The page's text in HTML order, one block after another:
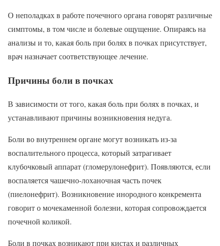
О неполадках в работе почечного органа говорят различные
симптомы, в том числе и болевые ощущение. Опираясь на
анализы и то, какая боль при болях в почках присутствует,
врач назначает соответствующее лечение.
Причины боли в почках
В зависимости от того, какая боль при болях в почках, и
устанавливают причины возникновения недуга.
Боли во внутреннем органе могут возникать из-за
воспалительного процесса, который затрагивает
клубочковый аппарат (гломерулонефрит). Появляются, если
воспаляется чашечно-лоханочная часть почек
(пиелонефрит). Возникновение инородного конкремента
говорит о мочекаменной болезни, которая сопровождается
почечной коликой.
Боли в почках возникают при кистах и различных